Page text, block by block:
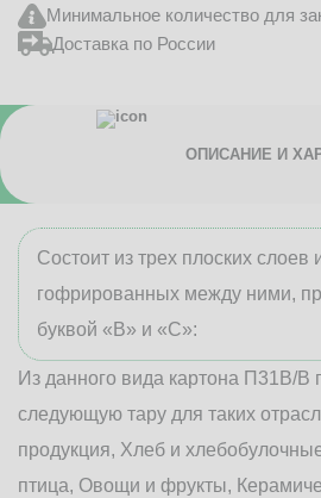
Минимальное количество для
Доставка по России
ОПИСАНИЕ И
Состоит из трех плоских слоев
гофрированных между ними,
буквой «В» и «С»:
Из данного вида картона П31В/B
следующую тару для таких
продукция, Хлеб и
птица, Овощи и фрукты,